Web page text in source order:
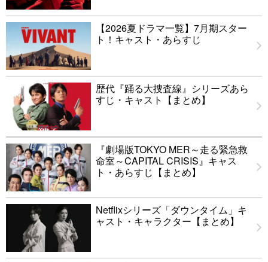
【2026夏ドラマ一覧】7月期スター
ト！キャスト・あらすじ
歴代『踊る大捜査線』シリーズあら
すじ・キャスト【まとめ】
『劇場版TOKYO MER～走る緊急救
命室～CAPITAL CRISIS』キャス
ト・あらすじ【まとめ】
Netflixシリーズ「ダウンタイム」キ
ャスト・キャラクター【まとめ】